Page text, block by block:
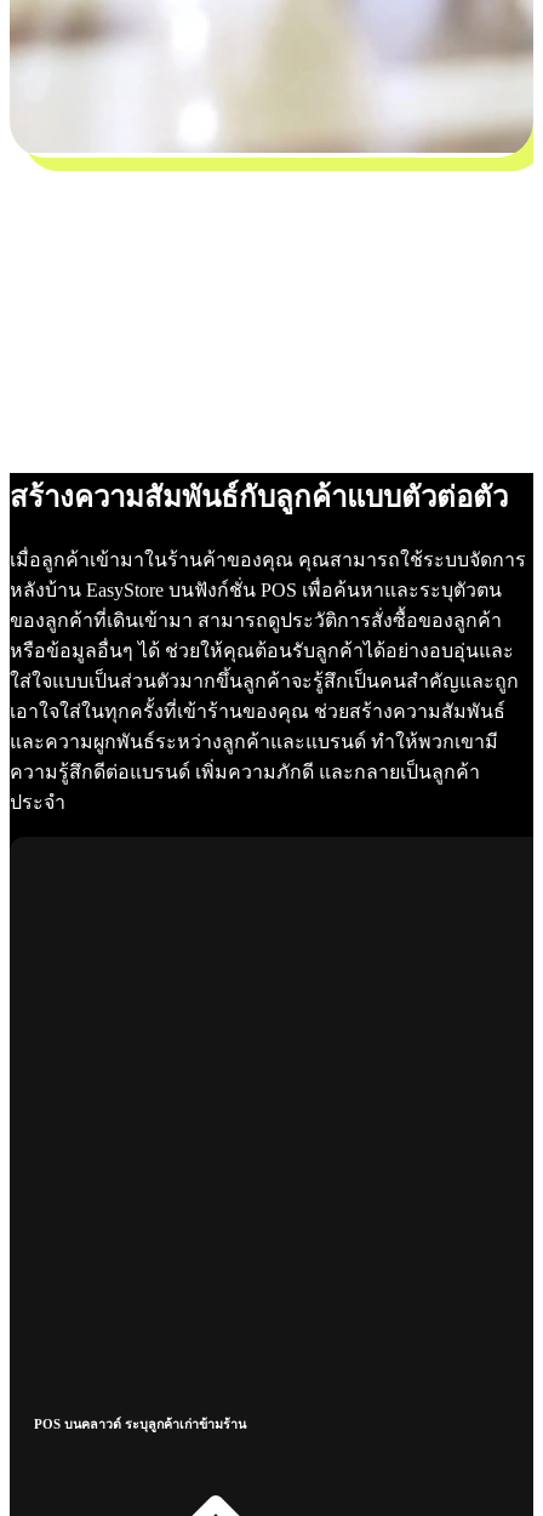
สร้างความสัมพันธ์กับลูกค้าแบบตัวต่อตัว
เมื่อลูกค้าเข้ามาในร้านค้าของคุณ คุณสามารถใช้ระบบจัดการ
หลังบ้าน EasyStore บนฟังก์ชั่น POS เพื่อค้นหาและระบุตัวตน
ของลูกค้าที่เดินเข้ามา สามารถดูประวัติการสั่งซื้อของลูกค้า
หรือข้อมูลอื่นๆ ได้ ช่วยให้คุณต้อนรับลูกค้าได้อย่างอบอุ่นและ
ใส่ใจแบบเป็นส่วนตัวมากขึ้นลูกค้าจะรู้สึกเป็นคนสำคัญและถูก
เอาใจใส่ในทุกครั้งที่เข้าร้านของคุณ ช่วยสร้างความสัมพันธ์
และความผูกพันธ์ระหว่างลูกค้าและแบรนด์ ทำให้พวกเขามี
ความรู้สึกดีต่อแบรนด์ เพิ่มความภักดี และกลายเป็นลูกค้า
ประจำ
POS บนคลาวด์ ระบุลูกค้าเก่าข้ามร้าน